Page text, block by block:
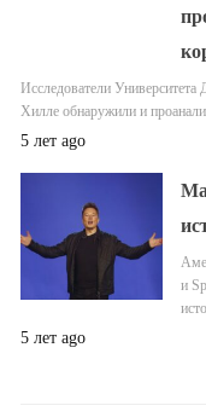
Исследователи
Хилле обнаружили и
5 лет ago
и
5 лет ago